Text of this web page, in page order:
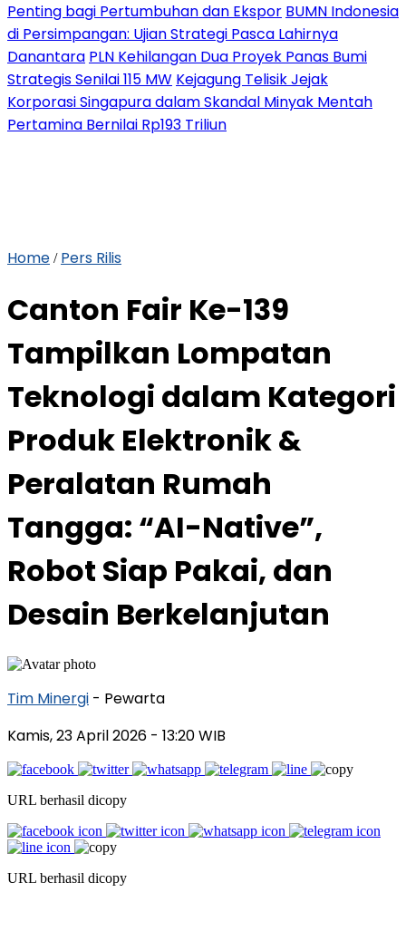
Penting bagi Pertumbuhan dan Ekspor BUMN Indonesia
di Persimpangan: Ujian Strategi Pasca Lahirnya
Danantara PLN Kehilangan Dua Proyek Panas Bumi
Strategis Senilai 115 MW Kejagung Telisik Jejak
Korporasi Singapura dalam Skandal Minyak Mentah
Pertamina Bernilai Rp193 Triliun
Home / Pers Rilis
Canton Fair Ke-139
Tampilkan Lompatan
Teknologi dalam Kategori
Produk Elektronik &
Peralatan Rumah
Tangga: “AI-Native”,
Robot Siap Pakai, dan
Desain Berkelanjutan
Tim Minergi - Pewarta
Kamis, 23 April 2026 - 13:20 WIB
URL berhasil dicopy
URL berhasil dicopy